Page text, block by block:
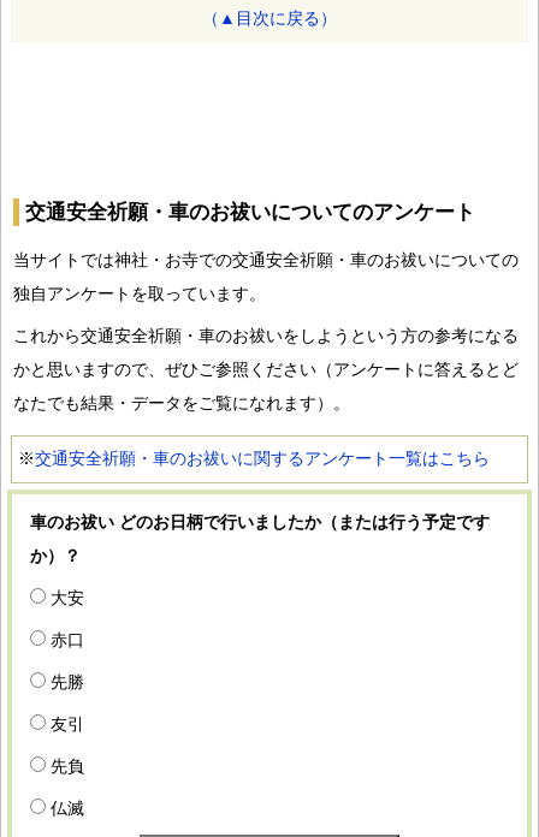
（▲目次に戻る）
交通安全祈願・車のお祓いについてのアンケート
当サイトでは神社・お寺での交通安全祈願・車のお祓いについての
独自アンケートを取っています。
これから交通安全祈願・車のお祓いをしようという方の参考になる
かと思いますので、ぜひご参照ください（アンケートに答えるとど
なたでも結果・データをご覧になれます）。
※交通安全祈願・車のお祓いに関するアンケート一覧はこちら
車のお祓い どのお日柄で行いましたか（または行う予定です
か）？
大安
赤口
先勝
友引
先負
仏滅